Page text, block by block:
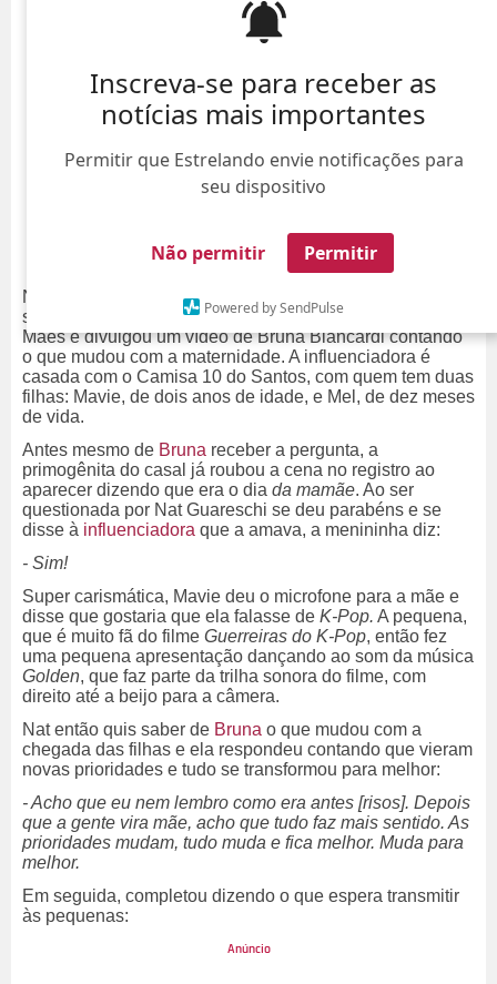
Inscreva-se para receber as
notícias mais importantes
Permitir que Estrelando envie notificações para
seu dispositivo
Não permitir Permitir
Powered by SendPulse
Nesta segunda-feira, dia 11, o perfil nas redes sociais do
site oficial do Neymar Jr. seguiu no espírito de Dia das
Mães e divulgou um vídeo de Bruna Biancardi contando
o que mudou com a maternidade. A influenciadora é
casada com o Camisa 10 do Santos, com quem tem duas
filhas: Mavie, de dois anos de idade, e Mel, de dez meses
de vida.
Antes mesmo de Bruna receber a pergunta, a
primogênita do casal já roubou a cena no registro ao
aparecer dizendo que era o dia da mamãe. Ao ser
questionada por Nat Guareschi se deu parabéns e se
disse à influenciadora que a amava, a menininha diz:
- Sim!
Super carismática, Mavie deu o microfone para a mãe e
disse que gostaria que ela falasse de K-Pop. A pequena,
que é muito fã do filme Guerreiras do K-Pop, então fez
uma pequena apresentação dançando ao som da música
Golden, que faz parte da trilha sonora do filme, com
direito até a beijo para a câmera.
Nat então quis saber de Bruna o que mudou com a
chegada das filhas e ela respondeu contando que vieram
novas prioridades e tudo se transformou para melhor:
- Acho que eu nem lembro como era antes [risos]. Depois
que a gente vira mãe, acho que tudo faz mais sentido. As
prioridades mudam, tudo muda e fica melhor. Muda para
melhor.
Em seguida, completou dizendo o que espera transmitir
às pequenas: